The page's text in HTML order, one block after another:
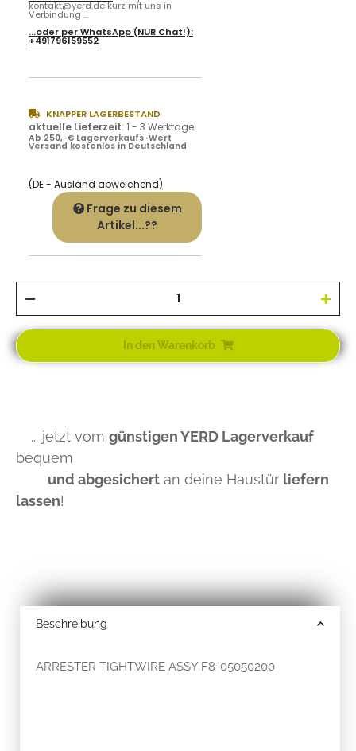
kontakt@yerd.de kurz mit uns in
Verbindung ...
...oder perWhatsApp (NUR Chat!):
+491796159552
KNAPPER LAGERBESTAND
aktuelle Lieferzeit: 1 - 3 Werktage
Ab 250,-€ Lagerverkaufs-Wert
Versand kostenlos in Deutschland
(DE - Ausland abweichend)
Frage zu diesem
Artikel...??
In den Warenkorb
... jetzt vom günstigen YERD Lagerverkauf
bequem
und abgesichert an deine Haustür liefern
lassen!
Beschreibung
ARRESTER TIGHTWIRE ASSY F8-05050200